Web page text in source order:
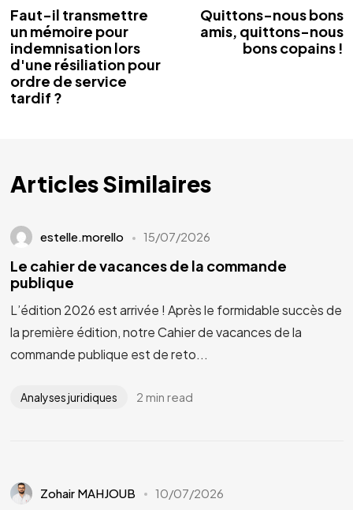
Faut-il transmettre
un mémoire pour
indemnisation lors
d'une résiliation pour
ordre de service
tardif ?
Quittons-nous bons
amis, quittons-nous
bons copains !
Articles Similaires
estelle.morello 15/07/2026
Le cahier de vacances de la commande
publique
L’édition 2026 est arrivée ! Après le formidable succès de
la première édition, notre Cahier de vacances de la
commande publique est de reto...
Analyses juridiques 2 min read
Zohair MAHJOUB 10/07/2026